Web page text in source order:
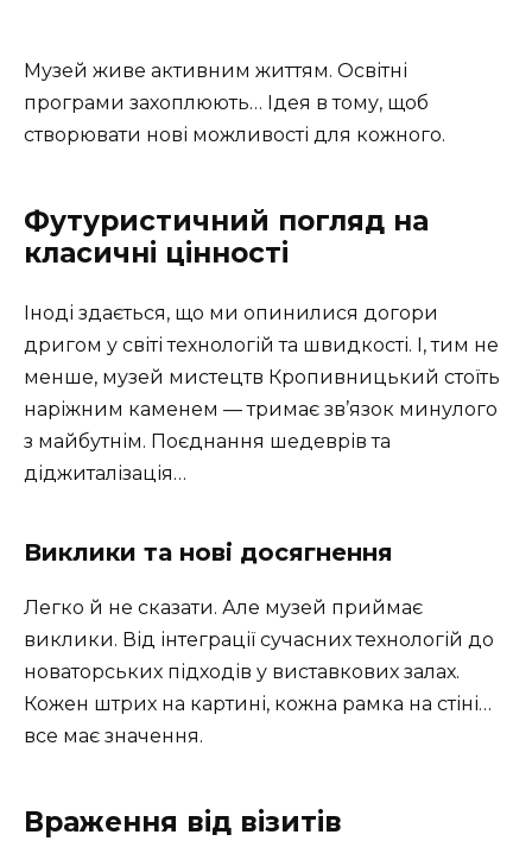
Музей живе активним життям. Освітні
програми захоплюють… Ідея в тому, щоб
створювати нові можливості для кожного.
Футуристичний погляд на
класичні цінності
Іноді здається, що ми опинилися догори
дригом у світі технологій та швидкості. І, тим не
менше, музей мистецтв Кропивницький стоїть
наріжним каменем — тримає зв’язок минулого
з майбутнім. Поєднання шедеврів та
діджиталізація…
Виклики та нові досягнення
Легко й не сказати. Але музей приймає
виклики. Від інтеграції сучасних технологій до
новаторських підходів у виставкових залах.
Кожен штрих на картині, кожна рамка на стіні…
все має значення.
Враження від візитів